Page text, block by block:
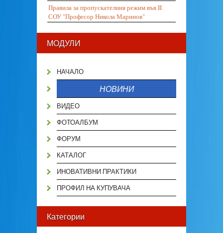
Правила за пропускателния режим във II
СОУ "Професор Никола Маринов"
МОДУЛИ
НАЧАЛО
НОВИНИ
ВИДЕО
ФОТОАЛБУМ
ФОРУМ
КАТАЛОГ
ИНОВАТИВНИ ПРАКТИКИ
ПРОФИЛ НА КУПУВАЧА
Категории